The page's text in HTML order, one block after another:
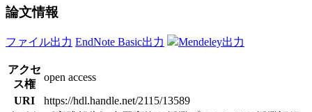
論文情報
ファイル出力 EndNote Basic出力 Mendeley出力
アクセ
ス権
open access
URI
https://hdl.handle.net/2115/13589